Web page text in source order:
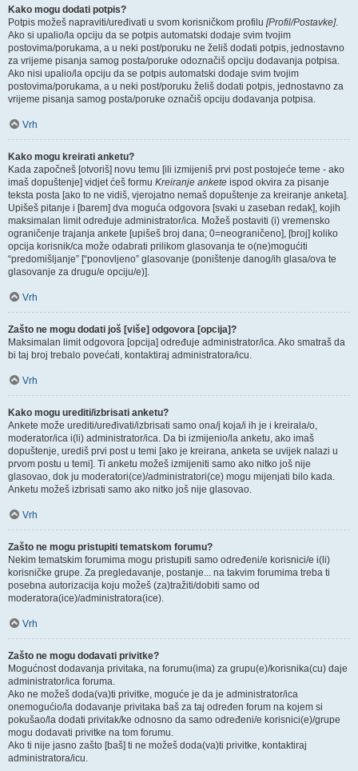
Kako mogu dodati potpis?
Potpis možeš napraviti/uređivati u svom korisničkom profilu [Profil/Postavke].
Ako si upalio/la opciju da se potpis automatski dodaje svim tvojim
postovima/porukama, a u neki post/poruku ne želiš dodati potpis, jednostavno
za vrijeme pisanja samog posta/poruke odoznačiš opciju dodavanja potpisa.
Ako nisi upalio/la opciju da se potpis automatski dodaje svim tvojim
postovima/porukama, a u neki post/poruku želiš dodati potpis, jednostavno za
vrijeme pisanja samog posta/poruke označiš opciju dodavanja potpisa.
Vrh
Kako mogu kreirati anketu?
Kada započneš [otvoriš] novu temu [ili izmijeniš prvi post postojeće teme - ako
imaš dopuštenje] vidjet ćeš formu Kreiranje ankete ispod okvira za pisanje
teksta posta [ako to ne vidiš, vjerojatno nemaš dopuštenje za kreiranje anketa].
Upišeš pitanje i [barem] dva moguća odgovora [svaki u zaseban redak], kojih
maksimalan limit određuje administrator/ica. Možeš postaviti (i) vremensko
ograničenje trajanja ankete [upišeš broj dana; 0=neograničeno], [broj] koliko
opcija korisnik/ca može odabrati prilikom glasovanja te o(ne)mogućiti
“predomišljanje” [“ponovljeno” glasovanje (poništenje danog/ih glasa/ova te
glasovanje za drugu/e opciju/e)].
Vrh
Zašto ne mogu dodati još [više] odgovora [opcija]?
Maksimalan limit odgovora [opcija] određuje administrator/ica. Ako smatraš da
bi taj broj trebalo povećati, kontaktiraj administratora/icu.
Vrh
Kako mogu urediti/izbrisati anketu?
Ankete može urediti/uređivati/izbrisati samo ona/j koja/i ih je i kreirala/o,
moderator/ica i(li) administrator/ica. Da bi izmijenio/la anketu, ako imaš
dopuštenje, urediš prvi post u temi [ako je kreirana, anketa se uvijek nalazi u
prvom postu u temi]. Ti anketu možeš izmijeniti samo ako nitko još nije
glasovao, dok ju moderatori(ce)/administratori(ce) mogu mijenjati bilo kada.
Anketu možeš izbrisati samo ako nitko još nije glasovao.
Vrh
Zašto ne mogu pristupiti tematskom forumu?
Nekim tematskim forumima mogu pristupiti samo određeni/e korisnici/e i(li)
korisničke grupe. Za pregledavanje, postanje... na takvim forumima treba ti
posebna autorizacija koju možeš (za)tražiti/dobiti samo od
moderatora(ice)/administratora(ice).
Vrh
Zašto ne mogu dodavati privitke?
Mogućnost dodavanja privitaka, na forumu(ima) za grupu(e)/korisnika(cu) daje
administrator/ica foruma.
Ako ne možeš doda(va)ti privitke, moguće je da je administrator/ica
onemogućio/la dodavanje privitaka baš za taj određen forum na kojem si
pokušao/la dodati privitak/ke odnosno da samo određeni/e korisnici(e)/grupe
mogu dodavati privitke na tom forumu.
Ako ti nije jasno zašto [baš] ti ne možeš doda(va)ti privitke, kontaktiraj
administratora/icu.